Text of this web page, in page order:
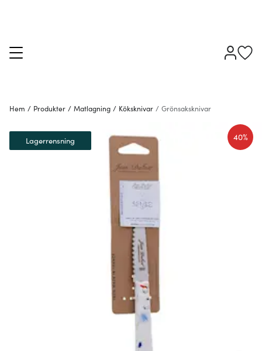
Hem / Produkter / Matlagning / Köksknivar / Grönsaksknivar
40%
Lagerrensning